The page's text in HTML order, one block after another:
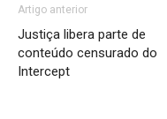
Artigo anterior
Justiça libera parte de
conteúdo censurado do
Intercept